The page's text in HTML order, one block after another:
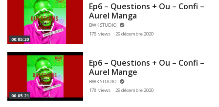
00:05:20
Ep6 – Questions + Ou – Confi –
Aurel Manga
BWK STUDIO
178 views
29 décembre 2020
00:05:21
Ep6 – Questions + Ou – Confi –
Aurel Mange
BWK STUDIO
178 views
29 décembre 2020